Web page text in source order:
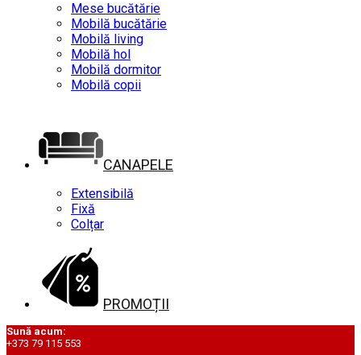
Mese bucătărie
Mobilă bucătărie
Mobilă living
Mobilă hol
Mobilă dormitor
Mobilă copii
CANAPELE
Extensibilă
Fixă
Colțar
PROMOȚII
Sună acum:
+373 79 115 553